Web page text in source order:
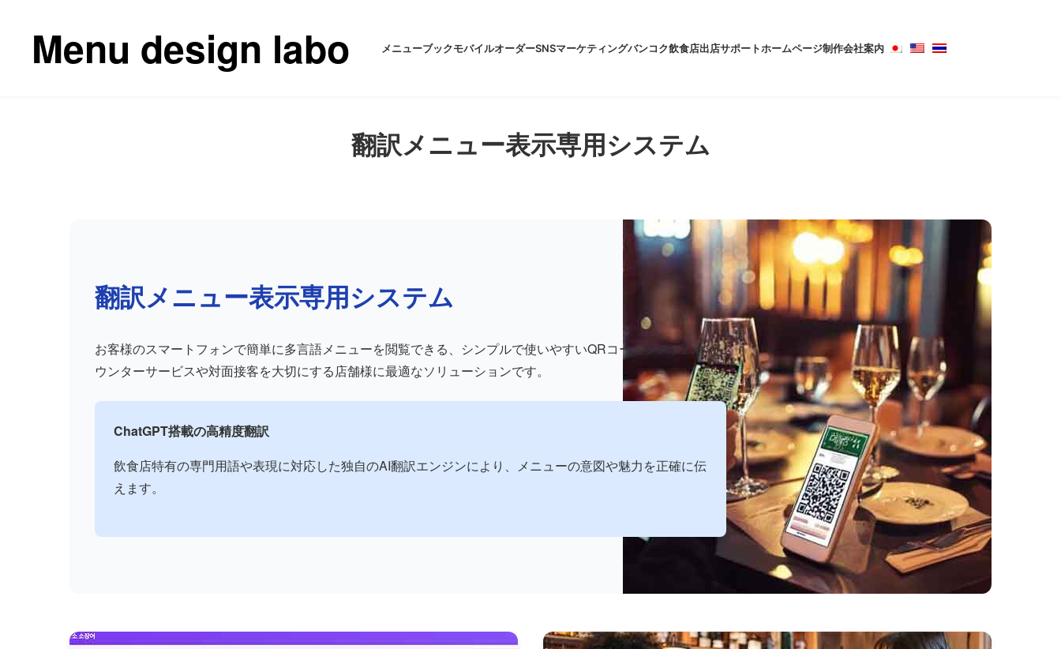
Menu design labo メニューブックモバイルオーダーSNSマーケティングバンコク飲食店出店サポートホームページ制作会社案内
翻訳メニュー表示専用システム
翻訳メニュー表示専用システム
お客様のスマートフォンで簡単に多言語メニューを閲覧できる、シンプルで使いやすいQRコードシステム。カ
ウンターサービスや対面接客を大切にする店舗様に最適なソリューションです。
ChatGPT搭載の高精度翻訳
飲食店特有の専門用語や表現に対応した独自のAI翻訳エンジンにより、メニューの意図や魅力を正確に伝
えます。